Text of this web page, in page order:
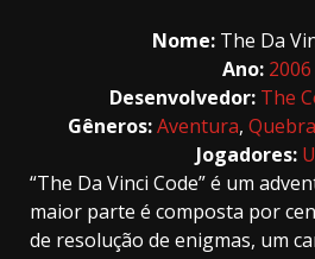
Nome: The Da
Ano: 2006
Desenvolvedor: The
Gêneros:Aventura,
Jogadores:
“The Da Vinci Code” é um
maior parte é composta por
de resolução de enigmas, um